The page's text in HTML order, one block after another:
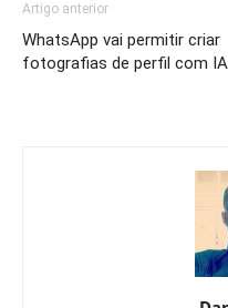
Artigo anterior
WhatsApp vai permitir criar
fotografias de perfil com IA